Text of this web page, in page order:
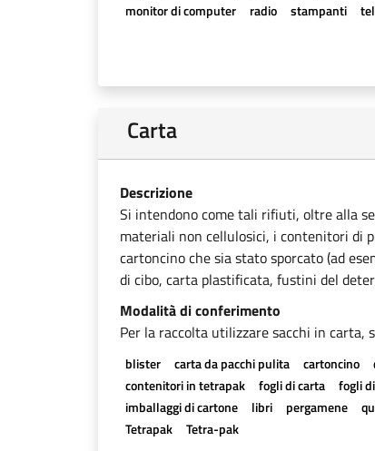
monitor di computer
radio stampanti
Carta
Descrizione
Si intendono come tali rifiuti, oltre alla
materiali non cellulosici, i contenitori di
cartoncino che sia stato sporcato (ad
di cibo, carta plastificata, fustini del
Modalità di conferimento
Per la raccolta utilizzare sacchi in carta,
blister carta da pacchi pulita cartoncino
contenitori in tetrapak
fogli di carta fogli
imballaggi di cartone
libri pergamene
Tetrapak
Tetra-pak